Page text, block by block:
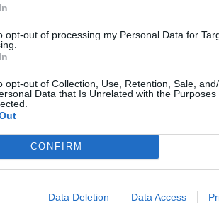
opt-out of processing my Personal Data for
opt-out of Collection, Use, Retention, Sale,
Data that Is Unrelated with the Purposes
CONFIRM
Data Deletion Data Access
sviluppati e gestiti dai Club
una priorità per tutte le nostre
loro fianco per dare un contributo
Via Confalonieri, 5
Castronno
Tutti gli